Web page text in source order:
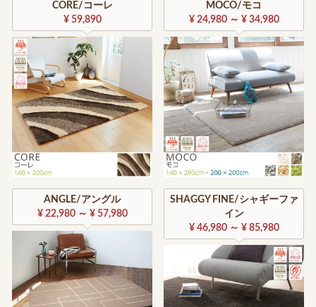
CORE/コーレ
¥ 59,890
MOCO/モコ
¥ 24,980 ～ ¥ 34,980
ANGLE/アングル
¥ 22,980 ～ ¥ 57,980
SHAGGY FINE/シャギーファ
イン
¥ 46,980 ～ ¥ 85,980